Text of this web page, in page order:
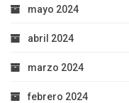
mayo 2024
abril 2024
marzo 2024
febrero 2024